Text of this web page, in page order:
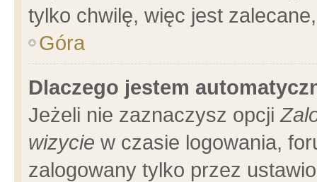
tylko chwilę, więc jest
Góra
Dlaczego jestem
Jeżeli nie zaznaczysz opcji
wizycie w czasie logowania,
zalogowany tylko przez